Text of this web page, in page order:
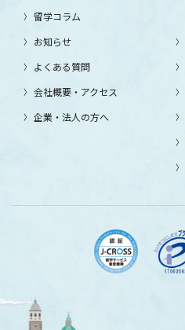
留学コラム
お知らせ
よくある質問
会社概要・アクセス
企業・法人の方へ